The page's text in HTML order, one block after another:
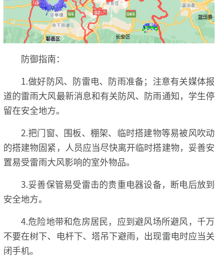
防御指南：
1.做好防风、防雷电、防雨准备；注意有关媒体报
道的雷雨大风最新消息和有关防风、防雨通知，学生停
留在安全地方。
2.把门窗、围板、棚架、临时搭建物等易被风吹动
的搭建物固紧，人员应当尽快离开临时搭建物，妥善安
置易受雷雨大风影响的室外物品。
3.妥善保管易受雷击的贵重电器设备，断电后放到
安全地方。
4.危险地带和危房居民，应到避风场所避风，千万
不要在树下、电杆下、塔吊下避雨，出现雷电时应当关
闭手机。